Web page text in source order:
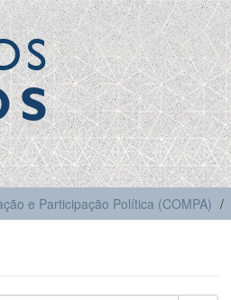
e Participação Política (COMPA)